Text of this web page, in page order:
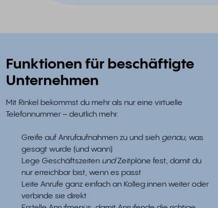
Funktionen für beschäftigte
Unternehmen
Mit Rinkel bekommst du mehr als nur eine virtuelle
Telefonnummer – deutlich mehr.
Greife auf Anrufaufnahmen zu und sieh genau, was
gesagt wurde (und wann)
Lege Geschäftszeiten undZeitpläne fest, damit du
nur erreichbar bist, wenn es passt
Leite Anrufe ganz einfach an Kolleg:innen weiter oder
verbinde sie direkt